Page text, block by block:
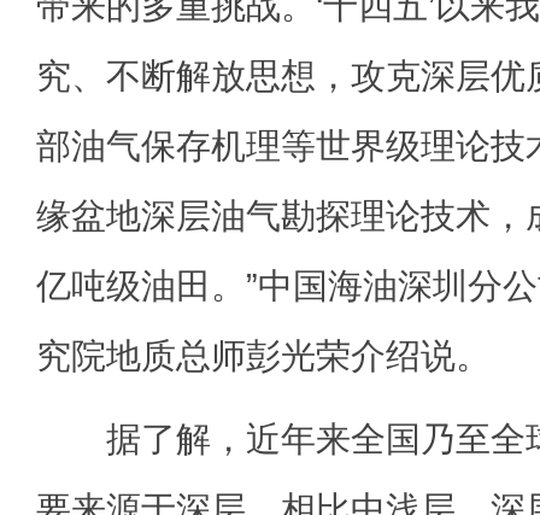
究、不断解放思想，攻克深层
部油气保存机理等世界级理论技
缘盆地深层油气勘探理论技术，
亿吨级油田。”中国海油深圳分
究院地质总师彭光荣介绍说。
据了解，近年来全国乃至全